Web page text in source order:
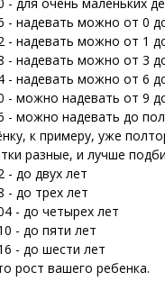
- надевать можно от 0
- надевать можно от 1
- надевать можно от 3
- надевать можно от 6
- можно надевать от 9
- можно надевать до
к примеру, уже
разные, и лучше
- до двух лет
- до трех лет
- до четырех лет
- до пяти лет
- до шести лет
рост вашего ребенка.